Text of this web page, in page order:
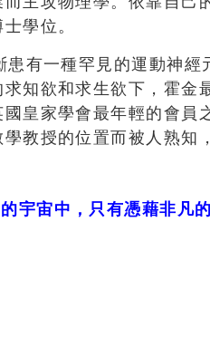
學位。
有一種罕見的運動神
知欲和求生欲下，霍金
皇家學會最年輕的會員
教授的位置而被人熟知
宇宙中，只有憑藉非凡